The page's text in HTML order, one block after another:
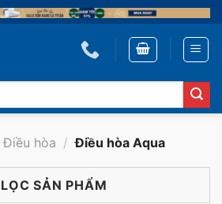
Điều hòa / Điều hòa Aqua
LỌC SẢN PHẨM